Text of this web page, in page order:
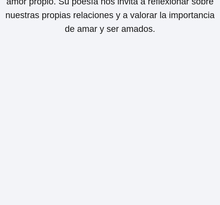
nuestras propias relaciones y a valorar la importancia
de amar y ser amados.